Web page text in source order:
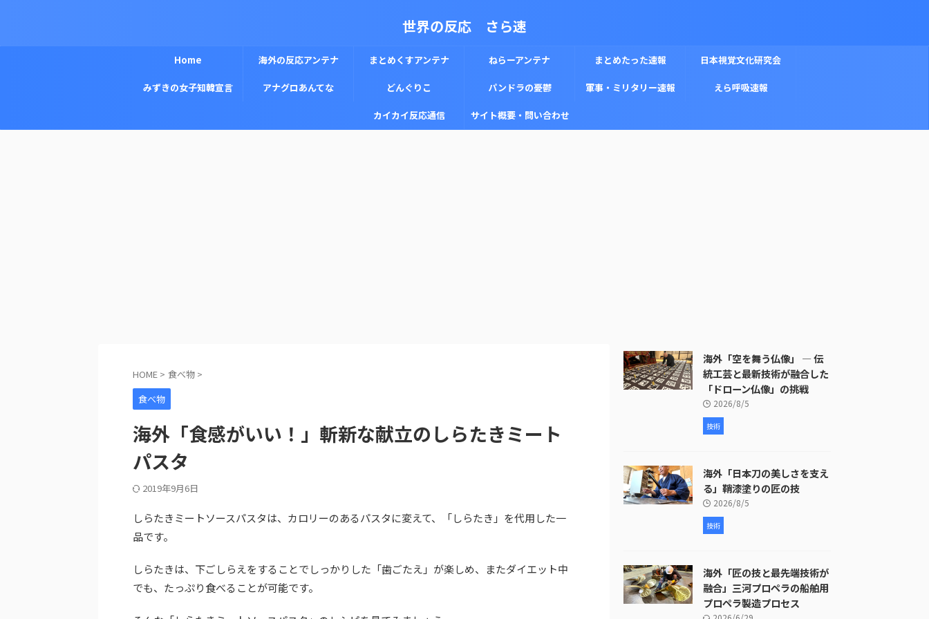
世界の反応 さら速
Home 海外の反応アンテナ まとめくすアンテナ ねらーアンテナ まとめたった速報 日本視覚文化研究会
みずきの女子知韓宣言 アナグロあんてな どんぐりこ パンドラの憂鬱 軍事・ミリタリー速報 えら呼吸速報
カイカイ反応通信 サイト概要・問い合わせ
HOME > 食べ物 >
食べ物
海外「食感がいい！」斬新な献立のしらたきミート
パスタ
2019年9月6日
しらたきミートソースパスタは、カロリーのあるパスタに変えて、「しらたき」を代用した一
品です。
しらたきは、下ごしらえをすることでしっかりした「歯ごたえ」が楽しめ、またダイエット中
でも、たっぷり食べることが可能です。
海外「空を舞う仏像」 ― 伝
統工芸と最新技術が融合した
「ドローン仏像」の挑戦
2026/8/5
技術
海外「日本刀の美しさを支え
る」鞘漆塗りの匠の技
2026/8/5
技術
海外「匠の技と最先端技術が
融合」三河プロペラの船舶用
プロペラ製造プロセス